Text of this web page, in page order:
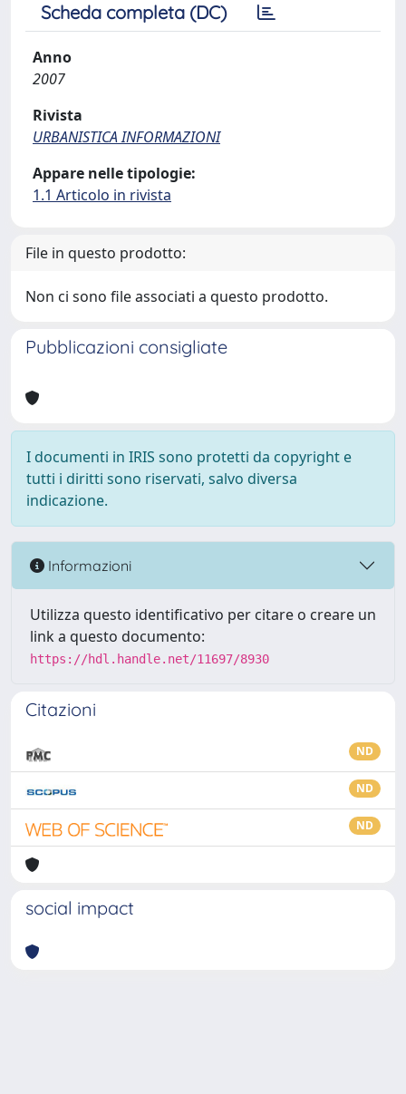
Scheda completa (DC)
Anno
2007
Rivista
URBANISTICA INFORMAZIONI
Appare nelle tipologie:
1.1 Articolo in rivista
File in questo prodotto:
Non ci sono file associati a questo prodotto.
Pubblicazioni consigliate
I documenti in IRIS sono protetti da copyright e
tutti i diritti sono riservati, salvo diversa
indicazione.
Informazioni
Utilizza questo identificativo per citare o creare un
link a questo documento:
https://hdl.handle.net/11697/8930
Citazioni
ND
ND
ND
social impact